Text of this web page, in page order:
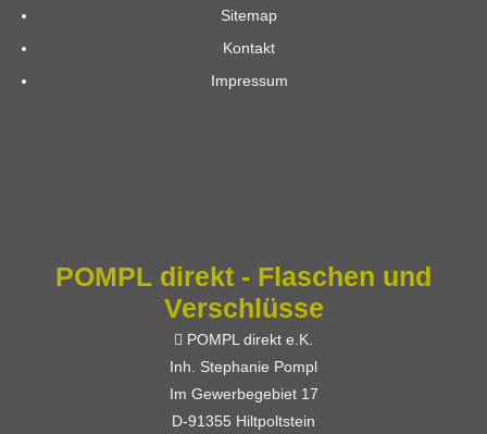
Sitemap
Kontakt
Impressum
POMPL direkt - Flaschen und
Verschlüsse
POMPL direkt e.K.
Inh. Stephanie Pompl
Im Gewerbegebiet 17
D-91355 Hiltpoltstein